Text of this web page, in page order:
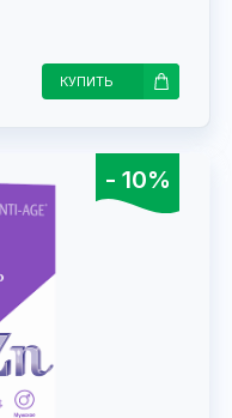
КУПИТЬ
- 10%